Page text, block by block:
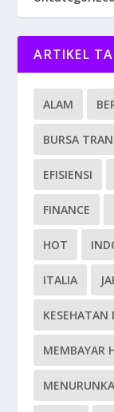
ARTIKEL
ALAM
BURSA
EFISIENSI
FINANCE
HOT
ITALIA
KESEHATAN
MEMBAYAR